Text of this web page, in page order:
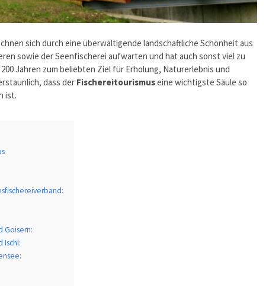
sich durch eine überwältigende landschaftliche Schönheit aus
sowie der Seenfischerei aufwarten und hat auch sonst viel zu
Jahren zum beliebten Ziel für Erholung, Naturerlebnis und
dass der Fischereitourismuseine wichtigste Säule so
ist.
Goisern:
Ischl: